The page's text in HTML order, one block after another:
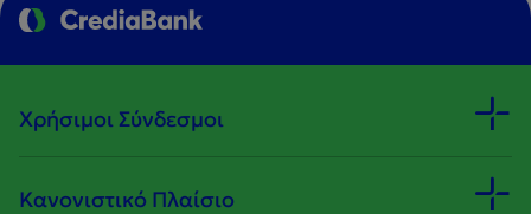
Χρήσιμοι Σύνδεσμοι
Κανονιστικό Πλαίσιο